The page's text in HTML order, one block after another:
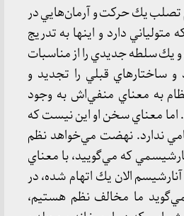
تصلب يك حركت و آرمان‌هايي در
دارد و اينها به تدريج
يك سلطه جديدي را از مناسبات
و ساختارهاي قبلي را تجديد و
به معناي منفي‌اش به وجود
اما معناي سخن او اين نيست كه
ندارد. نهضت مي‌خواهد نظم
كه مي‌گوييد، با معناي
الان يك اتهام شده، در
ما مخالف نظم هستيم،